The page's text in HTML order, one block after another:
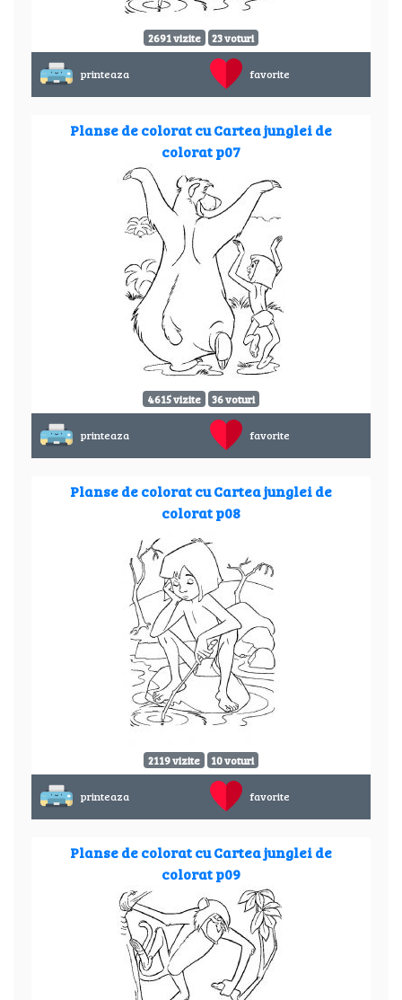
2691 vizite 23 voturi
printeaza favorite
Planse de colorat cu Cartea junglei de
colorat p07
4615 vizite 36 voturi
printeaza favorite
Planse de colorat cu Cartea junglei de
colorat p08
2119 vizite 10 voturi
printeaza favorite
Planse de colorat cu Cartea junglei de
colorat p09